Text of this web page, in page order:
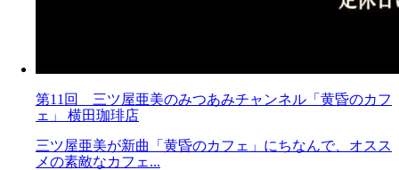
第11回 三ツ屋亜美のみつあみチャンネル「黄昏のカフ
ェ」 横田珈琲店
三ツ屋亜美が新曲「黄昏のカフェ」にちなんで、オスス
メの素敵なカフェ...